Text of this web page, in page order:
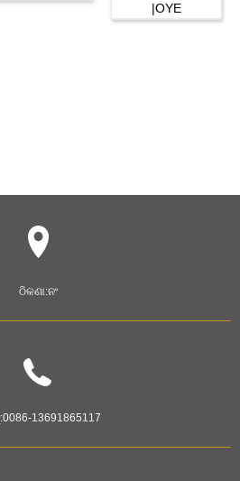
ଠିକଣା:ନଂ
0086-13691865117